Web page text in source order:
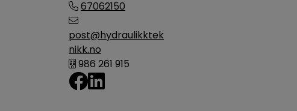
67062150
post@hydraulikktek
nikk.no
986 261 915